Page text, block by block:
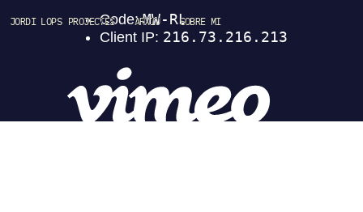
JORDI LOPS PROJECTES ARXIU SOBRE MI